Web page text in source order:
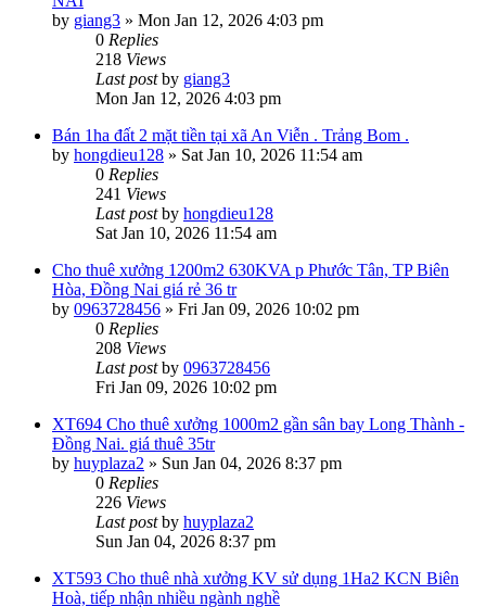
by giang3 » Mon Jan 12, 2026 4:03 pm
0 Replies
218 Views
Last postby giang3
Mon Jan 12, 2026 4:03 pm
Bán 1ha đất 2 mặt tiền tại xã An Viễn . Trảng Bom .
by hongdieu128 » Sat Jan 10, 2026 11:54 am
0 Replies
241 Views
Last postby hongdieu128
Sat Jan 10, 2026 11:54 am
Cho thuê xưởng 1200m2 630KVA p Phước Tân, TP Biên
Hòa, Đồng Nai giá rẻ 36 tr
by 0963728456 » Fri Jan 09, 2026 10:02 pm
0 Replies
208 Views
Last postby 0963728456
Fri Jan 09, 2026 10:02 pm
XT694 Cho thuê xưởng 1000m2 gần sân bay Long Thành -
Đồng Nai. giá thuê 35tr
by huyplaza2 » Sun Jan 04, 2026 8:37 pm
0 Replies
226 Views
Last postby huyplaza2
Sun Jan 04, 2026 8:37 pm
XT593 Cho thuê nhà xưởng KV sử dụng 1Ha2 KCN Biên
Hoà, tiếp nhận nhiều ngành nghề